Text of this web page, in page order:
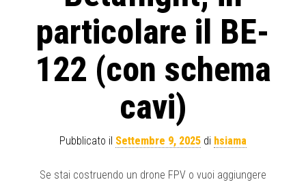
particolare il BE-
122 (con schema
cavi)
Pubblicato il Settembre 9, 2025 di hsiama
Se stai costruendo un drone FPV o vuoi aggiungere